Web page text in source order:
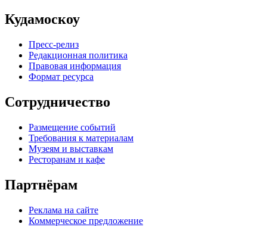
Кудамоскоу
Пресс-релиз
Редакционная политика
Правовая информация
Формат ресурса
Сотрудничество
Размещение событий
Требования к материалам
Музеям и выставкам
Ресторанам и кафе
Партнёрам
Реклама на сайте
Коммерческое предложение